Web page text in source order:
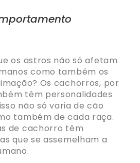
os astros não só afetam
como também os
Os cachorros, por
têm personalidades
não só varia de cão
também de cada raça.
de cachorro têm
que se assemelham a